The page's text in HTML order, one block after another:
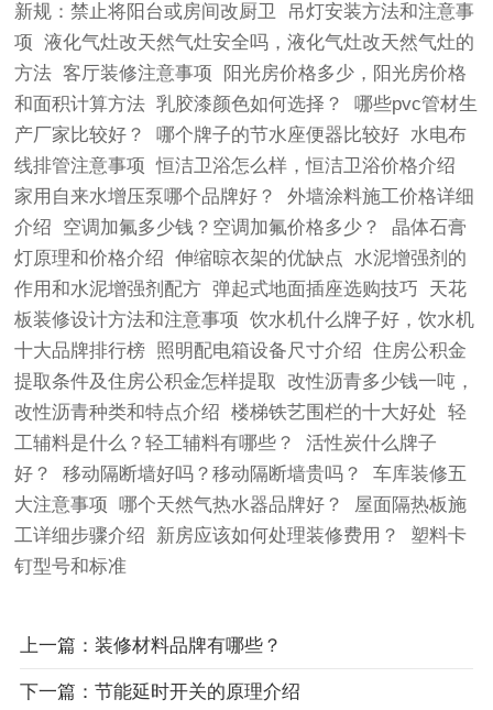
新规：禁止将阳台或房间改厨卫
吊灯安装方法和注意事
项
液化气灶改天然气灶安全吗，液化气灶改天然气灶的
方法 客厅装修注意事项
阳光房价格多少，阳光房价格
和面积计算方法 乳胶漆颜色如何选择？
哪些pvc管材生
产厂家比较好？
哪个牌子的节水座便器比较好 水电布
线排管注意事项
恒洁卫浴怎么样，恒洁卫浴价格介绍
家用自来水增压泵哪个品牌好？
外墙涂料施工价格详细
介绍
空调加氟多少钱？空调加氟价格多少？
晶体石膏
灯原理和价格介绍
伸缩晾衣架的优缺点
水泥增强剂的
作用和水泥增强剂配方 弹起式地面插座选购技巧
天花
板装修设计方法和注意事项
饮水机什么牌子好，饮水机
十大品牌排行榜 照明配电箱设备尺寸介绍
住房公积金
提取条件及住房公积金怎样提取
改性沥青多少钱一吨，
改性沥青种类和特点介绍
楼梯铁艺围栏的十大好处
轻
工辅料是什么？轻工辅料有哪些？
活性炭什么牌子
好？
移动隔断墙好吗？移动隔断墙贵吗？
车库装修五
大注意事项
哪个天然气热水器品牌好？
屋面隔热板施
工详细步骤介绍
新房应该如何处理装修费用？
塑料卡
钉型号和标准
上一篇：装修材料品牌有哪些？
下一篇：节能延时开关的原理介绍